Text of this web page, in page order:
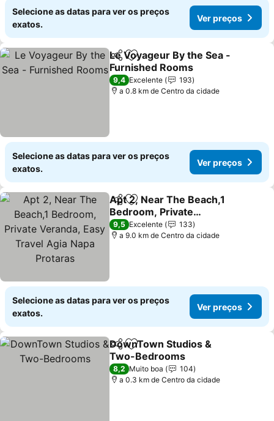
Selecione as datas para ver os preços
exatos.
Ver preços
PartilharAdicionar aos favoritos
Le Voyageur By the Sea -
Furnished Rooms
Ver preços
9,4 Excelente
193
a 0.8 km de Centro da cidade
Selecione as datas para ver os preços
exatos.
Ver preços
PartilharAdicionar aos favoritos
Apt 2, Near The Beach,1
Bedroom, Private
Veranda, Easy Travel Agia
Napa Protaras
Ver preços
9,5 Excelente
133
a 9.0 km de Centro da cidade
Selecione as datas para ver os preços
exatos.
Ver preços
PartilharAdicionar aos favoritos
DownTown Studios &
Two-Bedrooms
Ver preços
8,2 Muito boa
104
a 0.3 km de Centro da cidade